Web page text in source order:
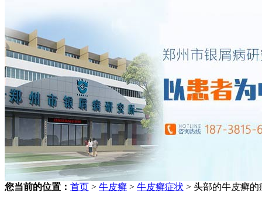
您当前的位置： 首页 > 牛皮癣 > 牛皮癣症状 > 头部的牛皮癣